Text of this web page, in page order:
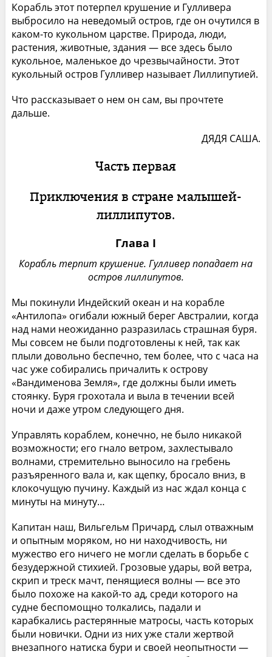
Корабль этот потерпел крушение и Гулливера
выбросило на неведомый остров, где он очутился в
каком-то кукольном царстве. Природа, люди,
растения, животные, здания — все здесь было
кукольное, маленькое до чрезвычайности. Этот
кукольный остров Гулливер называет Лиллипутией.
Что рассказывает о нем он сам, вы прочтете
дальше.
ДЯДЯ САША.
Часть первая
Приключения в стране малышей-
лиллипутов.
Глава I
Корабль терпит крушение. Гулливер попадает на
остров лиллипутов.
Мы покинули Индейский океан и на корабле
«Антилопа» огибали южный берег Австралии, когда
над нами неожиданно разразилась страшная буря.
Мы совсем не были подготовлены к ней, так как
плыли довольно беспечно, тем более, что с часа на
час уже собирались причалить к острову
«Вандименова Земля», где должны были иметь
стоянку. Буря грохотала и выла в течении всей
ночи и даже утром следующего дня.
Управлять кораблем, конечно, не было никакой
возможности; его гнало ветром, захлестывало
волнами, стремительно выносило на гребень
разъяренного вала и, как щепку, бросало вниз, в
клокочущую пучину. Каждый из нас ждал конца с
минуты на минуту…
Капитан наш, Вильгельм Причард, слыл отважным
и опытным моряком, но ни находчивость, ни
мужество его ничего не могли сделать в борьбе с
безудержной стихией. Грозовые удары, вой ветра,
скрип и треск мачт, пенящиеся волны — все это
было похоже на какой-то ад, среди которого на
судне беспомощно толкались, падали и
карабкались растерянные матросы, часть которых
были новички. Одни из них уже стали жертвой
внезапного натиска бури и своей неопытности —